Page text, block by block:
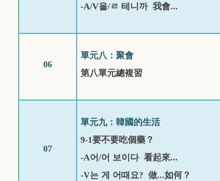
-A/V을/ㄹ 테니까 我會...
06
單元八：聚會
第八單元總複習
07
單元九：韓國的生活
9-1要不要吃個藥？
-A어 /어 보이다 看起來...
-V는 게 어때요? 做...如何？